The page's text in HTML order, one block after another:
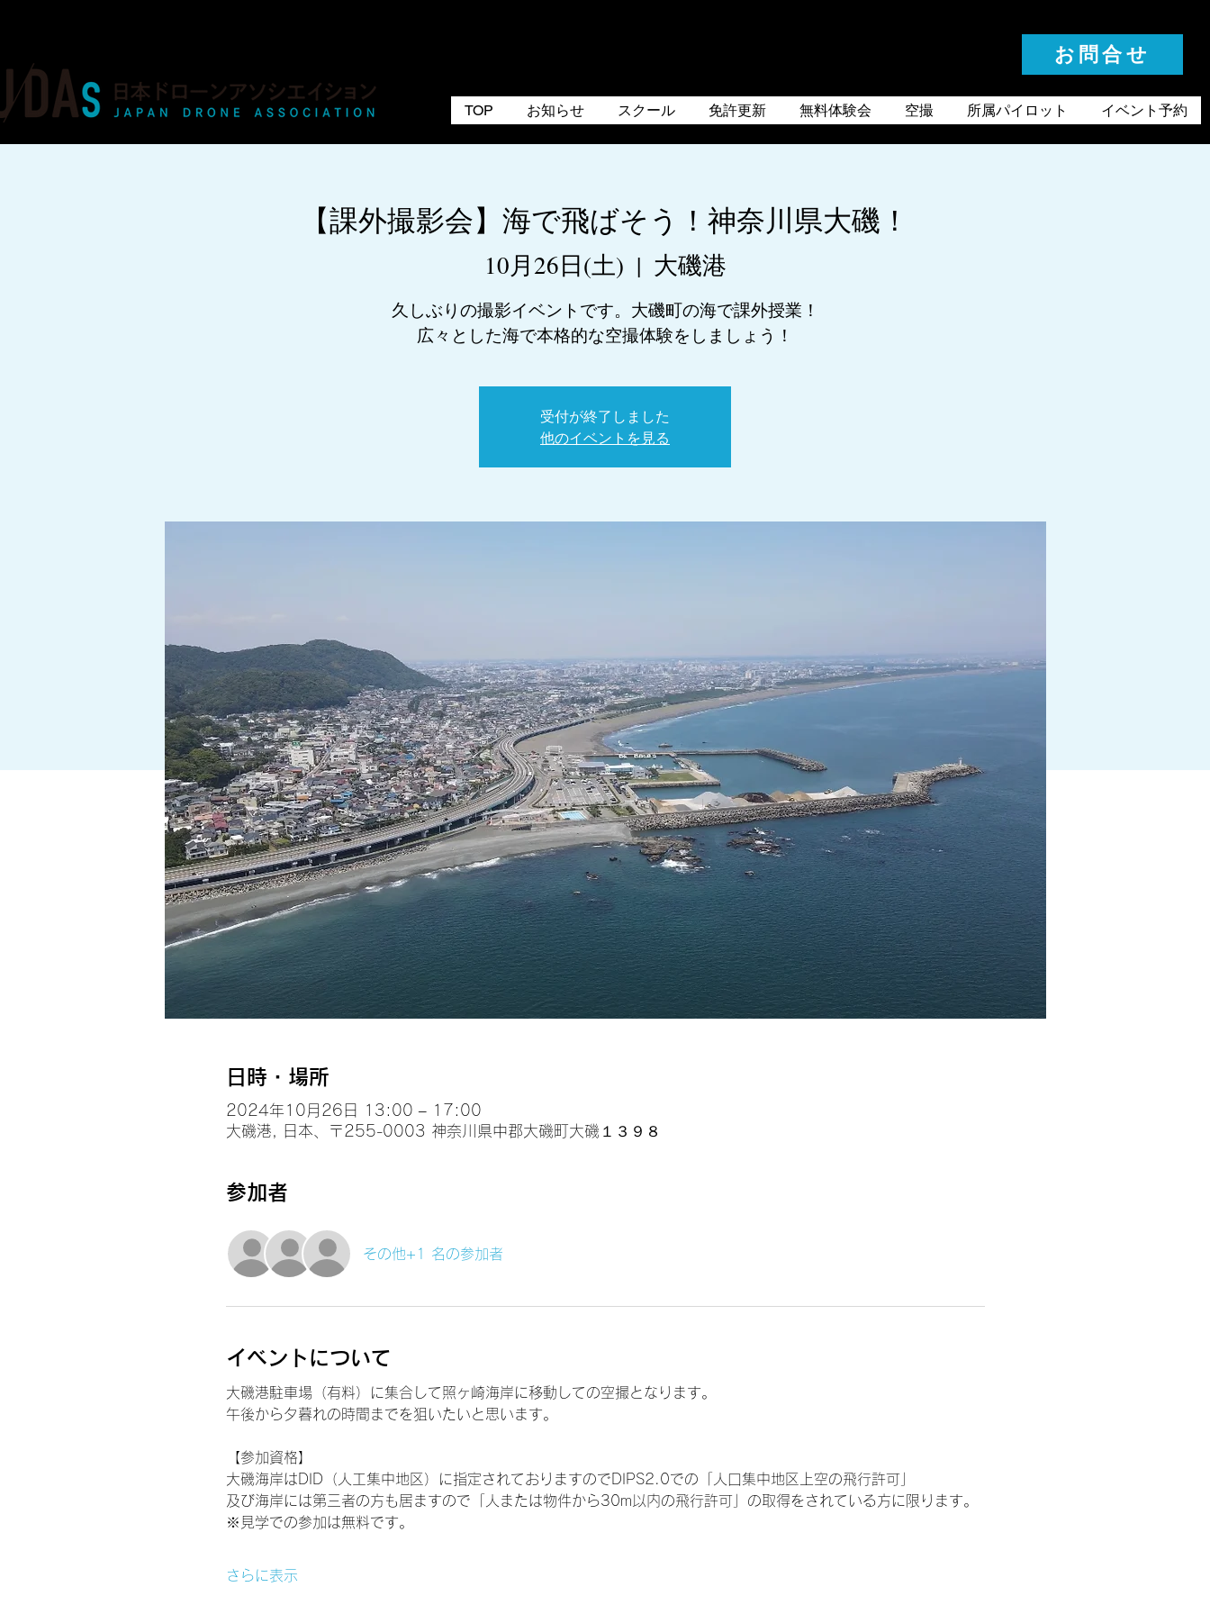
お問合せ
TOP お知らせ スクール 免許更新 無料体験会 空撮 所属パイロット イベント予約
【課外撮影会】海で飛ばそう！神奈川県大磯！
10月26日(土)
  |
大磯港
久しぶりの撮影イベントです。大磯町の海で課外授業！
広々とした海で本格的な空撮体験をしましょう！
受付が終了しました
他のイベントを見る
日時・場所
2024年10月26日 13:00 – 17:00
大磯港, 日本、〒255-0003 神奈川県中郡大磯町大磯１３９８
参加者
その他+1 名の参加者
イベントについて
大磯港駐車場（有料）に集合して照ヶ崎海岸に移動しての空撮となります。
午後から夕暮れの時間までを狙いたいと思います。
【参加資格】
大磯海岸はDID（人工集中地区）に指定されておりますのでDIPS2.0での「人口集中地区上空の飛行許可」
及び海岸には第三者の方も居ますので「人または物件から30m以内の飛行許可」の取得をされている方に限ります。
※見学での参加は無料です。
さらに表示